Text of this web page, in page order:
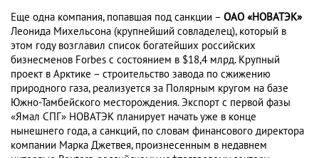
Еще одна компания, попавшая под санкции – ОАО «НОВАТЭК»
Леонида Михельсона (крупнейший совладелец), который в
этом году возглавил список богатейших российских
бизнесменов Forbes с состоянием в $18,4 млрд. Крупный
проект в Арктике – строительство завода по сжижению
природного газа, реализуется за Полярным кругом на базе
Южно-Тамбейского месторождения. Экспорт с первой фазы
«Ямал СПГ» НОВАТЭК планирует начать уже в конце
нынешнего года, а санкций, по словам финансового директора
компании Марка Джетвея, произнесенным в недавнем